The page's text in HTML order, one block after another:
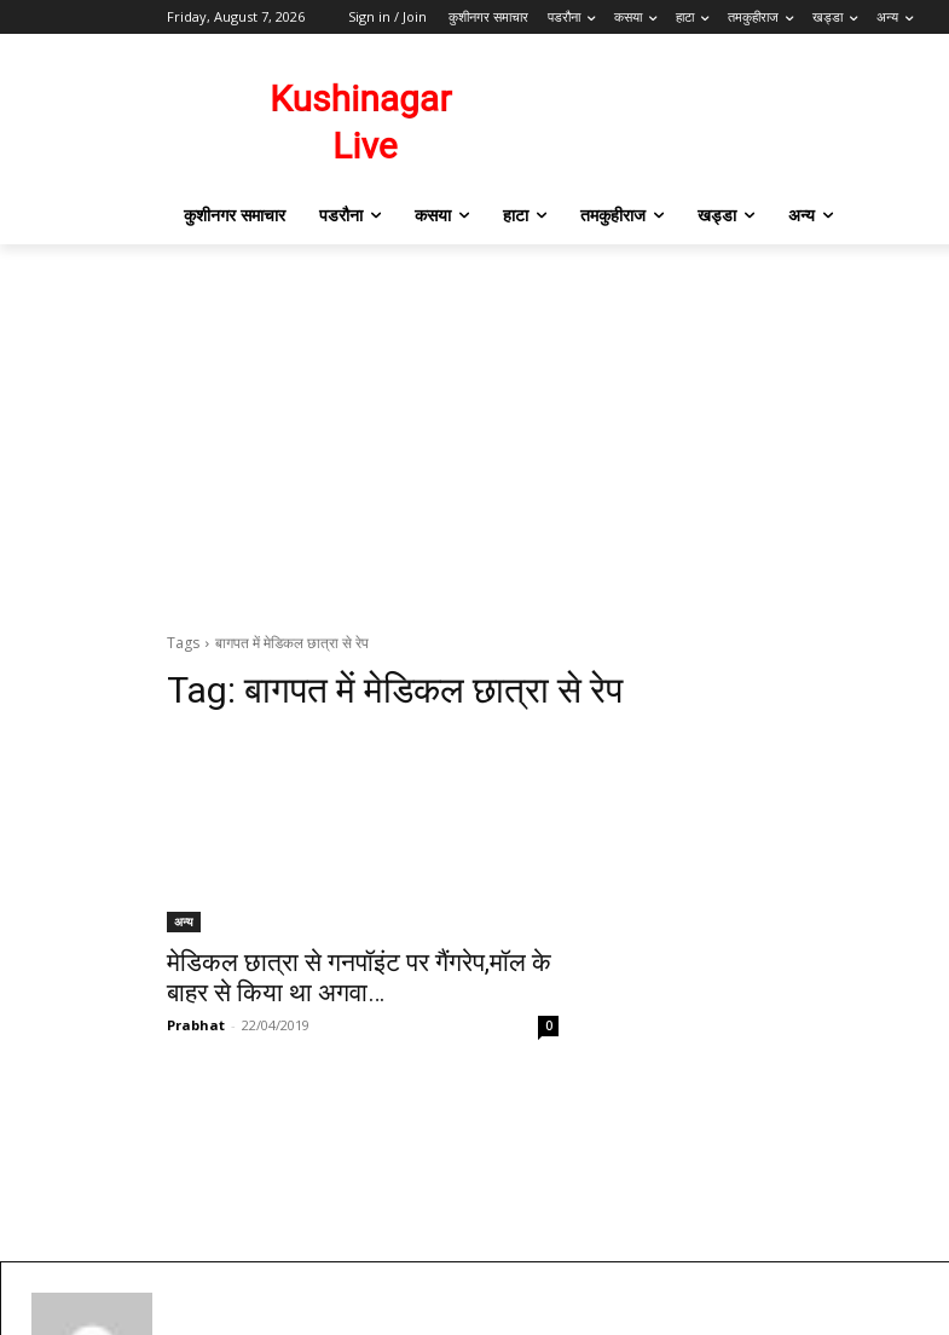
Friday, August 7, 2026 Sign in / Join कुशीनगर समाचार पडरौना कसया हाटा तमकुहीराज खड्डा अन्य
कुशीनगर समाचार पडरौना कसया हाटा तमकुहीराज खड्डा अन्य
Tags बागपत में मेडिकल छात्रा से रेप
Tag:बागपत में मेडिकल छात्रा से रेप
अन्य
मेडिकल छात्रा से गनपॉइंट पर गैंगरेप,मॉल के
बाहर से किया था अगवा…
Prabhat - 22/04/2019 0